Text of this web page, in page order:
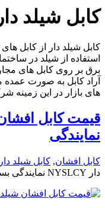
کابل شیلد دار
کابل شیلد دار از کابل
استفاده از شیلد در
برق بر روی کابل های
آراد کابل به صورت عمده
های بازار در این زمینه
نمایندگی
کابل افشان, کابل شیلد دار
دار NYSLCY نمایندگی